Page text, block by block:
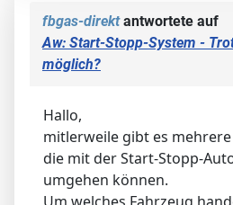
fbgas-direktantwortete auf
Aw: Start-Stopp-System -
möglich?
Hallo,
mitlerweile gibt es
die mit der Start-Stopp-
umgehen können.